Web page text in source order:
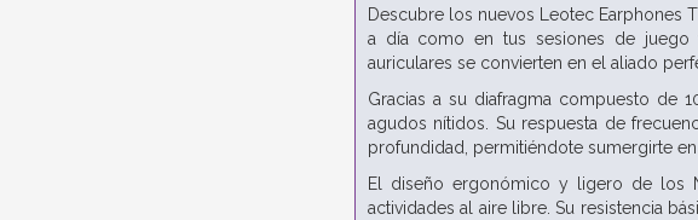
Descubre los nuevos Leotec Earphones
a día como en tus sesiones de juego
auriculares se convierten en el aliado
Gracias a su diafragma compuesto de
agudos nítidos. Su respuesta de
profundidad, permitiéndote sumergirte
El diseño ergonómico y ligero de los
actividades al aire libre. Su resistencia